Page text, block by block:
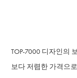
TOP-7000 디자인의
보다 저렴한 가격으